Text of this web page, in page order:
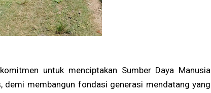
untuk menciptakan Sumber Daya Manusia
demi membangun fondasi generasi mendatang yang